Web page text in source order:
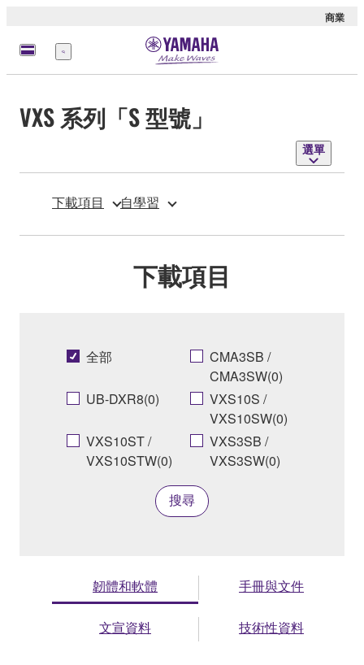
商業
選
單
VXS 系列「S 型號」
選單
下載項目 自學習
下載項目
全部
CMA3SB /
CMA3SW(0)
UB-DXR8(0)
VXS10S /
VXS10SW(0)
VXS10ST /
VXS10STW(0)
VXS3SB /
VXS3SW(0)
搜尋
韌體和軟體 手冊與文件
文宣資料 技術性資料